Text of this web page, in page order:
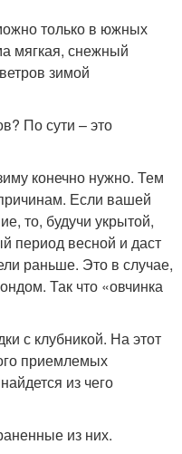
только в южных
мягкая, снежный
зимой
По сути – это
конечно нужно. Тем
Если вашей
то, будучи укрытой,
период весной и даст
раньше. Это в случае,
Так что «овчинка
с клубникой. На этот
приемлемых
из чего
из них.